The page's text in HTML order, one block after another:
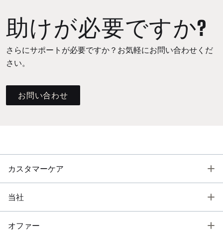
助けが必要ですか?
さらにサポートが必要ですか？お気軽にお問い合わせくだ
さい。
お問い合わせ
カスタマーケア
当社
オファー